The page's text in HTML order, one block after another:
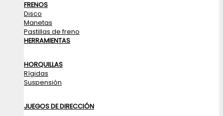
FRENOS
Disco
Manetas
Pastillas de freno
HERRAMIENTAS
HORQUILLAS
Rígidas
Suspensión
JUEGOS DE DIRECCIÓN